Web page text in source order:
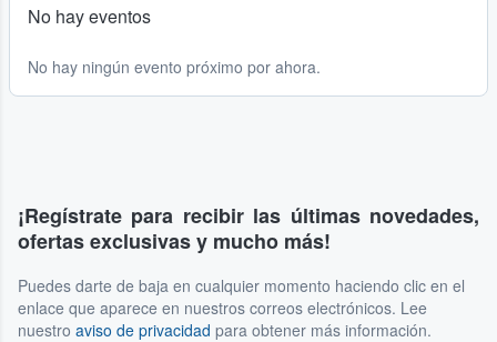
No hay eventos
No hay ningún evento próximo por ahora.
¡Regístrate para recibir las últimas novedades,
ofertas exclusivas y mucho más!
Puedes darte de baja en cualquier momento haciendo clic en el
enlace que aparece en nuestros correos electrónicos. Lee
nuestro aviso de privacidad para obtener más información.